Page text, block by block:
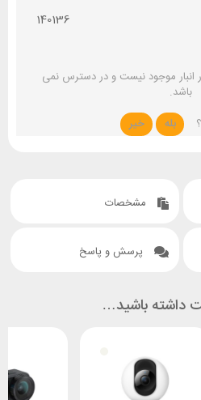
140136
موجود نیست و در دسترس نمی
باشد.
بله خیر
مشخصات
پرسش و پاسخ
باشید…